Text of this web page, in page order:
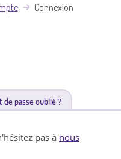
Connexion
de passe oublié ?
pas à nous